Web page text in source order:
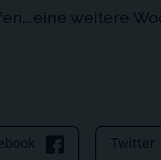
weitere
Twitter